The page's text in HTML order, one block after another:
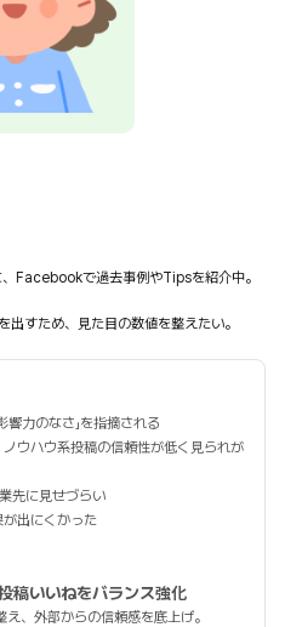
Facebookで過去事例やTipsを紹介中。
出すため、見た目の数値を整えたい。
響力のなさ」を指摘される
ウハウ系投稿の信頼性が低く見られが
業先に見せづらい
出にくかった
稿いいねをバランス強化
、外部からの信頼感を底上げ。